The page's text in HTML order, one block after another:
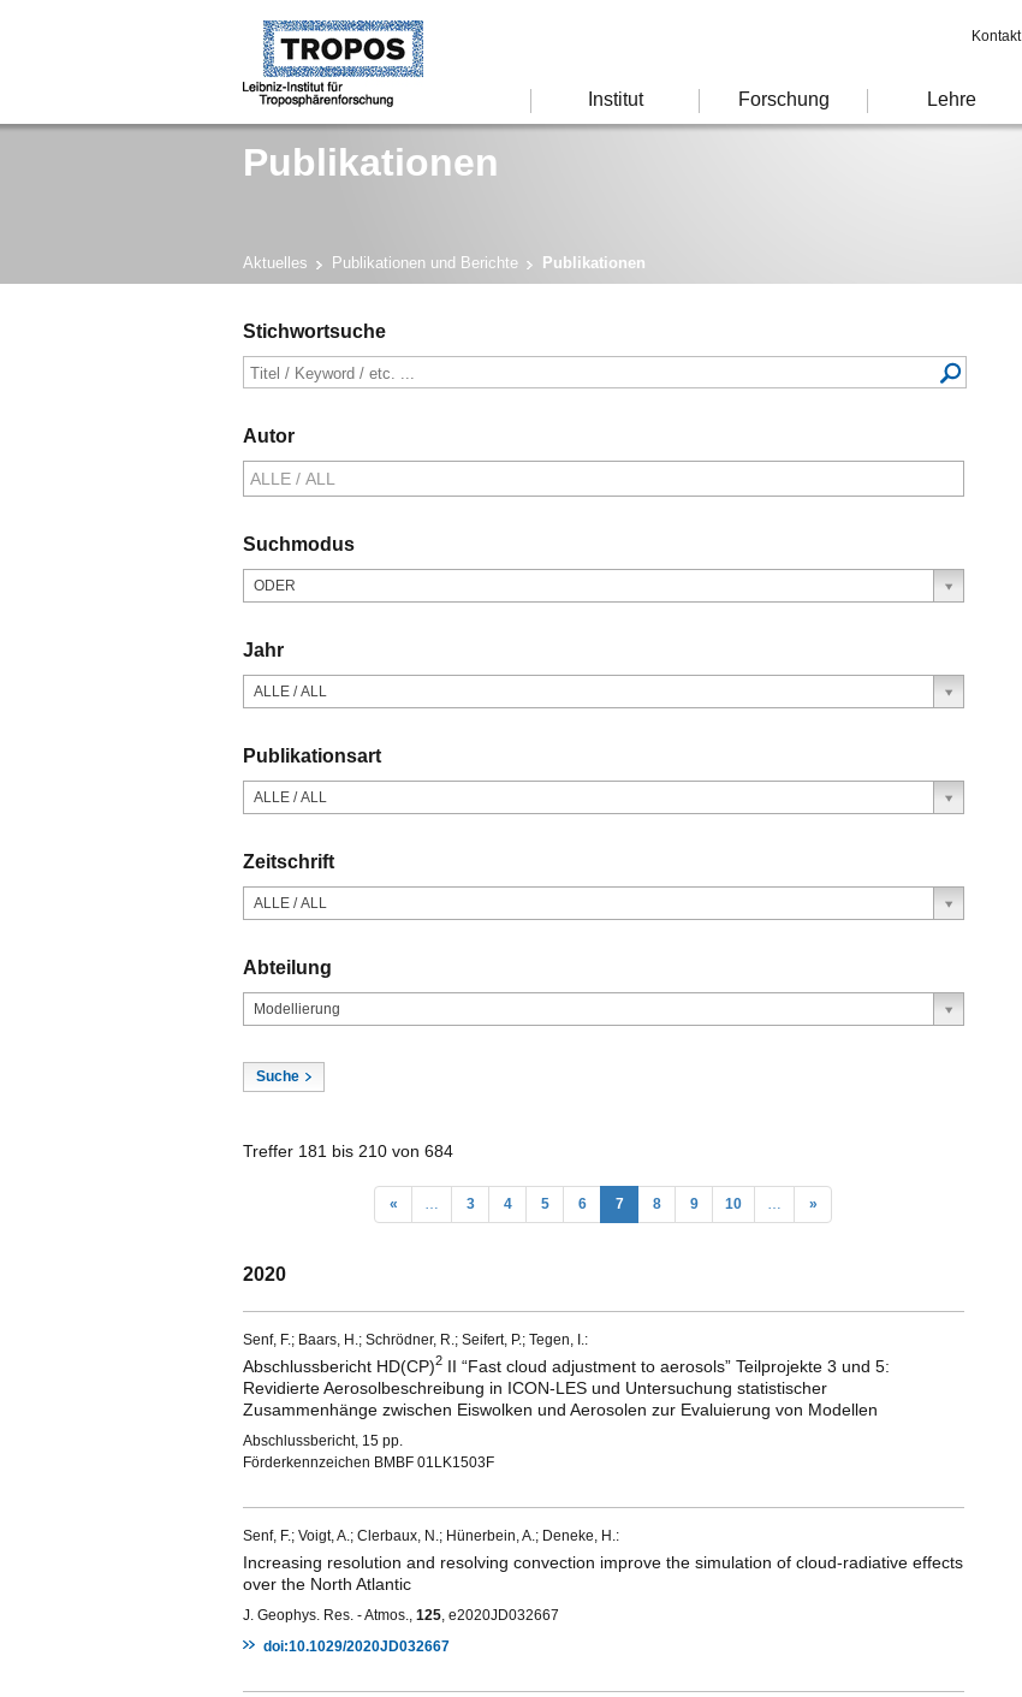
Publikationen
Aktuelles Publikationen und Berichte Publikationen
Stichwortsuche
Autor
Suchmodus
ODER
Jahr
ALLE / ALL
Publikationsart
ALLE / ALL
Zeitschrift
ALLE / ALL
Abteilung
Modellierung
Treffer 181 bis 210 von 684
« … 3 4 5 6 7 8 9 10 … »
2020
Senf, F.; Baars, H.; Schrödner, R.; Seifert, P.; Tegen, I.:
Abschlussbericht HD(CP)2 II “Fast cloud adjustment to aerosols” Teilprojekte 3 und 5:
Revidierte Aerosolbeschreibung in ICON-LES und Untersuchung statistischer
Zusammenhänge zwischen Eiswolken und Aerosolen zur Evaluierung von Modellen
Abschlussbericht, 15 pp.
Förderkennzeichen BMBF 01LK1503F
Senf, F.; Voigt, A.; Clerbaux, N.; Hünerbein, A.; Deneke, H.:
Increasing resolution and resolving convection improve the simulation of cloud-radiative effects
over the North Atlantic
J. Geophys. Res. - Atmos., 125 , e2020JD032667
doi:10.1029/2020JD032667
Institut Forschung Lehre
Kontakt